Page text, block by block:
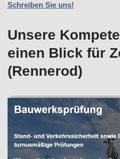
Schreiben Sie uns!
Unsere
einen Blick für
(Rennerod)